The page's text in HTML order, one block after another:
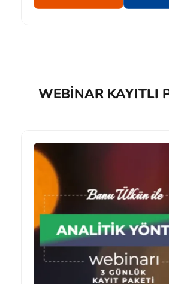
WEBINAR KAYITLI